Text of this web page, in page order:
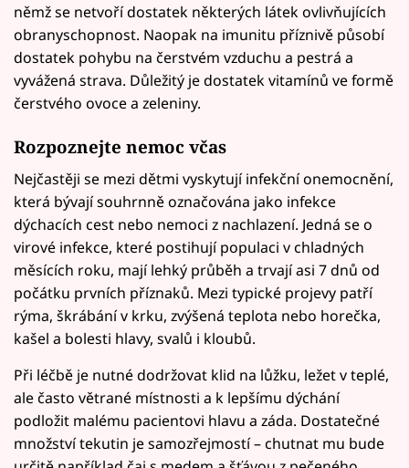
němž se netvoří dostatek některých látek ovlivňujících
obranyschopnost. Naopak na imunitu příznivě působí
dostatek pohybu na čerstvém vzduchu a pestrá a
vyvážená strava. Důležitý je dostatek vitamínů ve formě
čerstvého ovoce a zeleniny.
Rozpoznejte nemoc včas
Nejčastěji se mezi dětmi vyskytují infekční onemocnění,
která bývají souhrnně označována jako infekce
dýchacích cest nebo nemoci z nachlazení. Jedná se o
virové infekce, které postihují populaci v chladných
měsících roku, mají lehký průběh a trvají asi 7 dnů od
počátku prvních příznaků. Mezi typické projevy patří
rýma, škrábání v krku, zvýšená teplota nebo horečka,
kašel a bolesti hlavy, svalů i kloubů.
Při léčbě je nutné dodržovat klid na lůžku, ležet v teplé,
ale často větrané místnosti a k lepšímu dýchání
podložit malému pacientovi hlavu a záda. Dostatečné
množství tekutin je samozřejmostí – chutnat mu bude